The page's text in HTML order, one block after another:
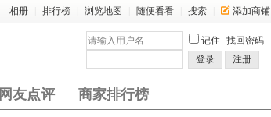
相册 排行榜 浏览地图 随便看看 搜索 添加商铺
记住 找回密码
登录
注册
网友点评 商家排行榜